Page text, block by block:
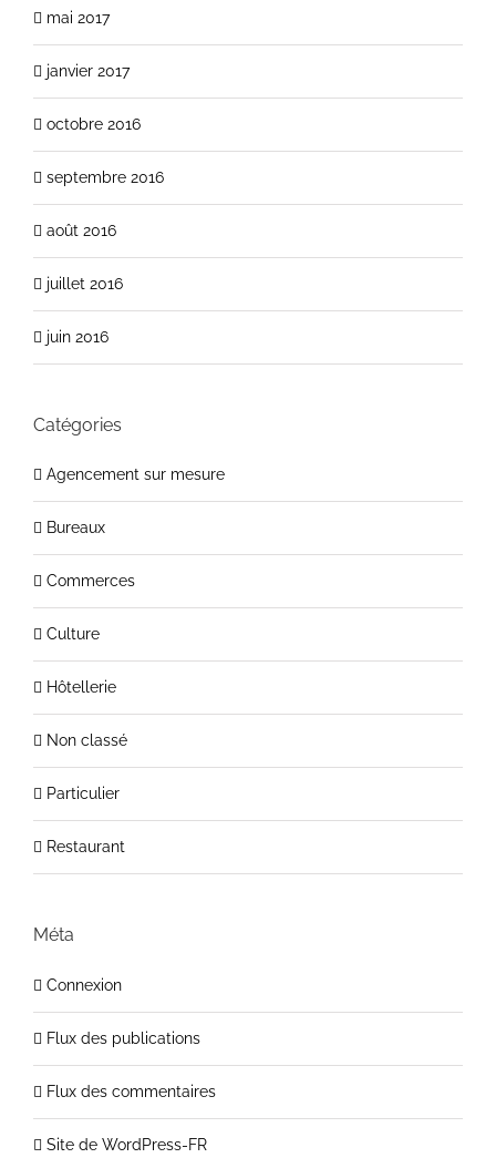
mai 2017
janvier 2017
octobre 2016
septembre 2016
août 2016
juillet 2016
juin 2016
Catégories
Agencement sur mesure
Bureaux
Commerces
Culture
Hôtellerie
Non classé
Particulier
Restaurant
Méta
Connexion
Flux des publications
Flux des commentaires
Site de WordPress-FR